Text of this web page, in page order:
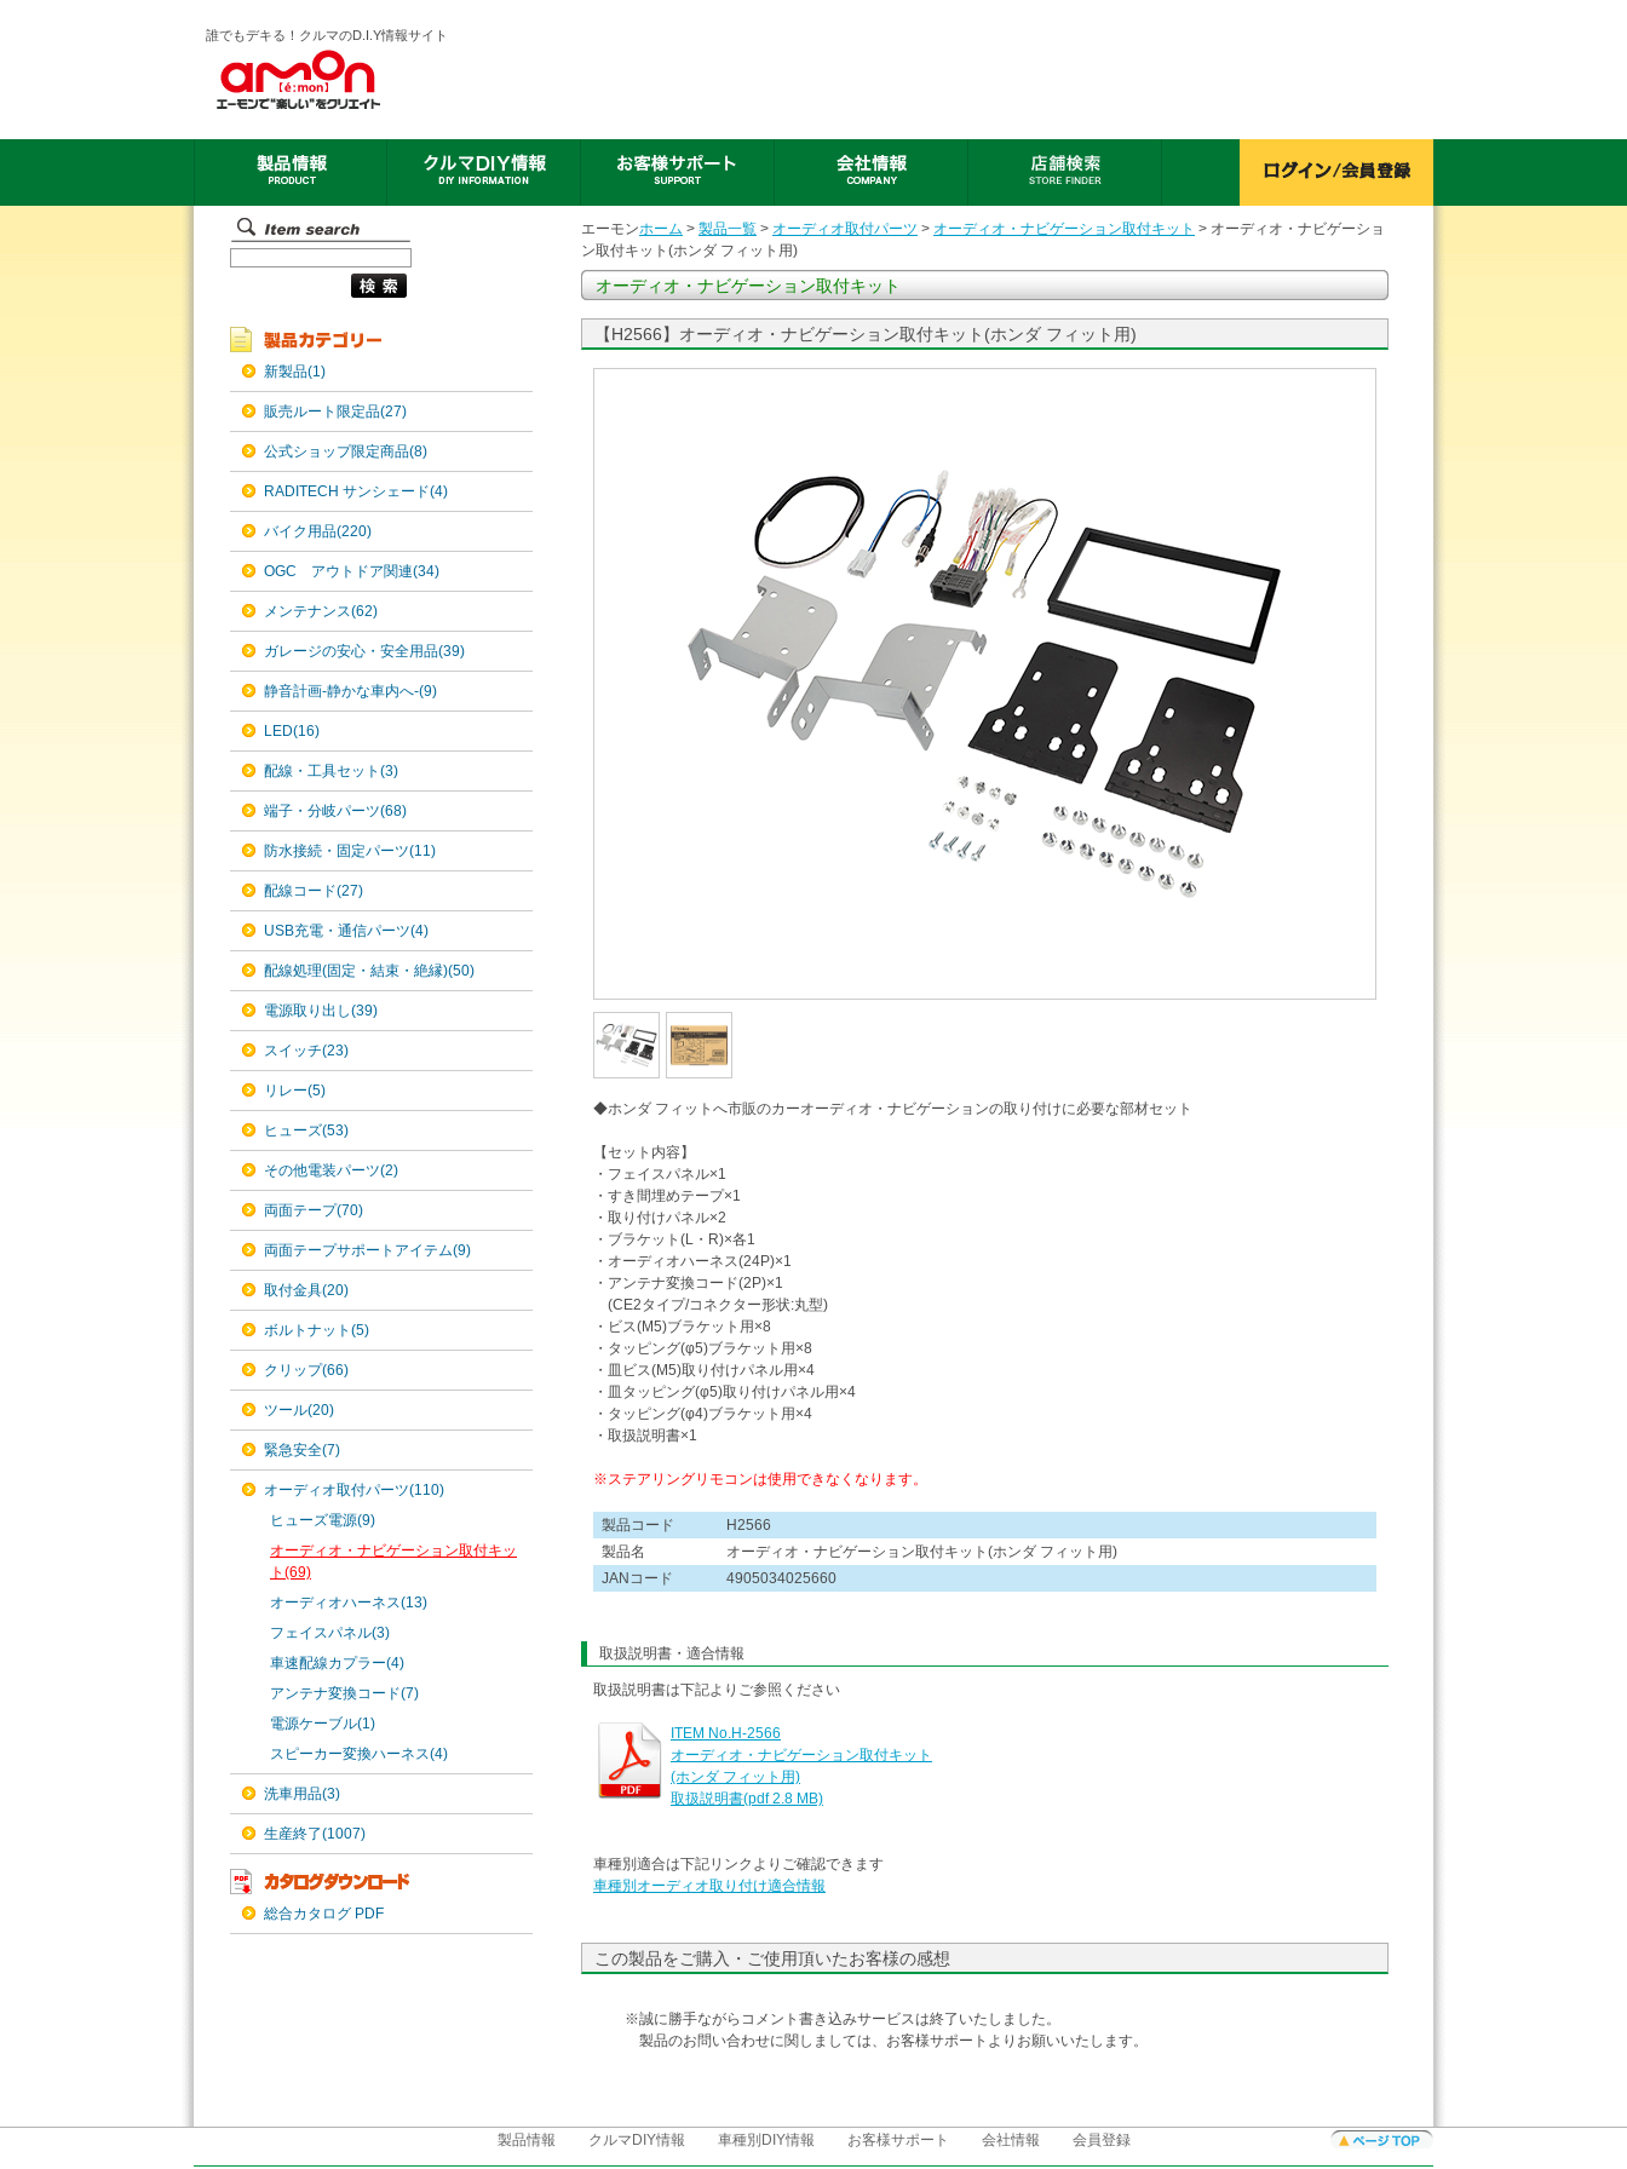
誰でもデキる！クルマのD.I.Y情報サイト
新製品(1)
販売ルート限定品(27)
公式ショップ限定商品(8)
RADITECH サンシェード(4)
バイク用品(220)
OGC アウトドア関連(34)
メンテナンス(62)
ガレージの安心・安全用品(39)
静音計画-静かな車内へ-(9)
LED(16)
配線・工具セット(3)
端子・分岐パーツ(68)
防水接続・固定パーツ(11)
配線コード(27)
USB充電・通信パーツ(4)
配線処理(固定・結束・絶縁)(50)
電源取り出し(39)
スイッチ(23)
リレー(5)
ヒューズ(53)
その他電装パーツ(2)
両面テープ(70)
両面テープサポートアイテム(9)
取付金具(20)
ボルトナット(5)
クリップ(66)
ツール(20)
緊急安全(7)
オーディオ取付パーツ(110)
ヒューズ電源(9)
オーディオ・ナビゲーション取付キッ
ト(69)
オーディオハーネス(13)
フェイスパネル(3)
車速配線カプラー(4)
アンテナ変換コード(7)
電源ケーブル(1)
スピーカー変換ハーネス(4)
洗車用品(3)
生産終了(1007)
総合カタログ PDF
エーモンホーム > 製品一覧 > オーディオ取付パーツ > オーディオ・ナビゲーション取付キット > オーディオ・ナビゲーショ
ン取付キット(ホンダ フィット用)
オーディオ・ナビゲーション取付キット
【H2566】オーディオ・ナビゲーション取付キット(ホンダ フィット用)
◆ホンダ フィットへ市販のカーオーディオ・ナビゲーションの取り付けに必要な部材セット
【セット内容】
・フェイスパネル×1
・すき間埋めテープ×1
・取り付けパネル×2
・ブラケット(L・R)×各1
・オーディオハーネス(24P)×1
・アンテナ変換コード(2P)×1
(CE2タイプ/コネクター形状:丸型)
・ビス(M5)ブラケット用×8
・タッピング(φ5)ブラケット用×8
・皿ビス(M5)取り付けパネル用×4
・皿タッピング(φ5)取り付けパネル用×4
・タッピング(φ4)ブラケット用×4
・取扱説明書×1
※ステアリングリモコンは使用できなくなります。
製品コード
H2566
製品名
オーディオ・ナビゲーション取付キット(ホンダ フィット用)
JANコード
4905034025660
取扱説明書・適合情報
取扱説明書は下記よりご参照ください
ITEM No.H-2566
オーディオ・ナビゲーション取付キット
(ホンダ フィット用)
取扱説明書(pdf 2.8 MB)
車種別適合は下記リンクよりご確認できます
車種別オーディオ取り付け適合情報
この製品をご購入・ご使用頂いたお客様の感想
※誠に勝手ながらコメント書き込みサービスは終了いたしました。
製品のお問い合わせに関しましては、お客様サポートよりお願いいたします。
製品情報 クルマDIY情報 車種別DIY情報 お客様サポート 会社情報 会員登録